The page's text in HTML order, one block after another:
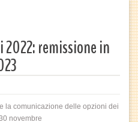
2022: remissione in
la comunicazione delle opzioni dei
novembre